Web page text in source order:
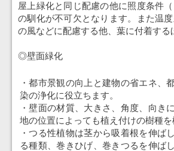
屋上緑化と同じ配慮の他に照度条件
の馴化が不可欠となります。また温
の風などに配慮する他、葉に付着す
◎壁面緑化
・都市景観の向上と建物の省エネ、
染の浄化に役立ちます。
・壁面の材質、大きさ、角度、向き
地の位置によっても植え付けの樹種を
・つる性植物は茎から吸着根を伸ば
る種類、巻きひげ、巻きつるを伸ば